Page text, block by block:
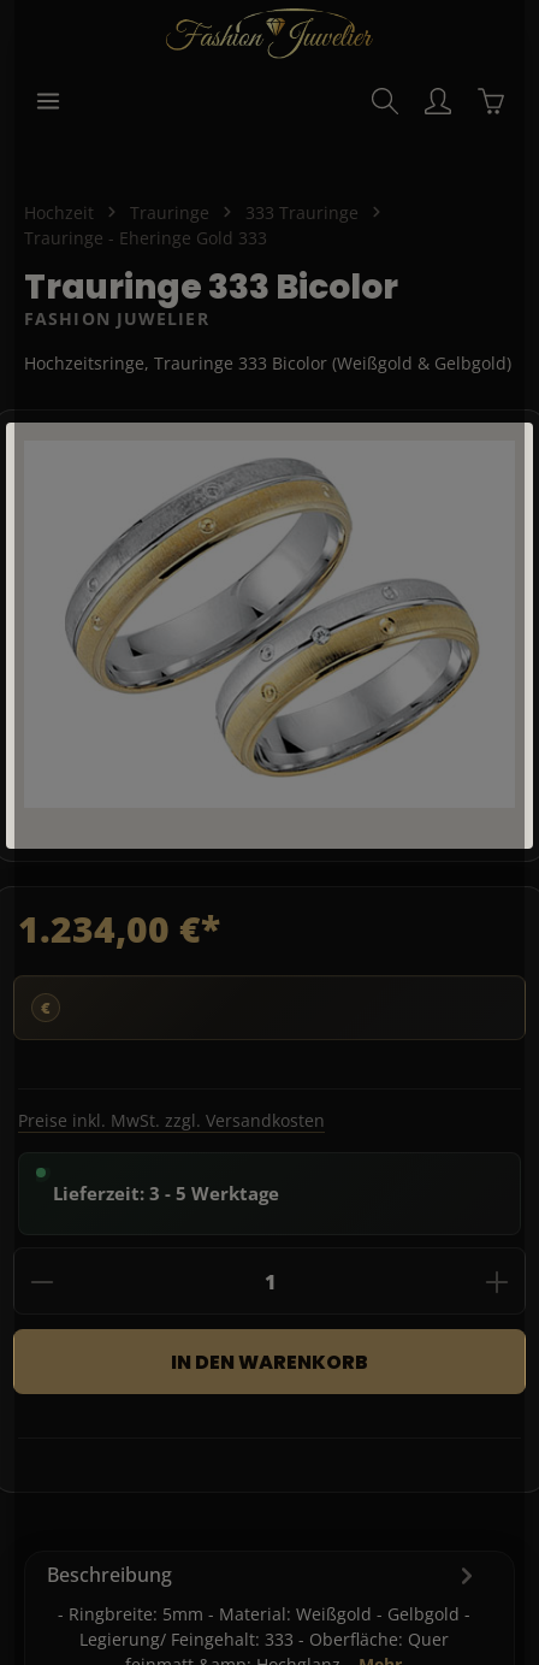
Hochzeit Trauringe
333 Trauringe
Trauringe - Eheringe Gold 333
Trauringe 333 Bicolor
FASHION JUWELIER
Hochzeitsringe, Trauringe 333 Bicolor (Weißgold & Gelbgold)
Bildergalerie überspringen
1.234,00 €*
Preise inkl. MwSt. zzgl. Versandkosten
Lieferzeit: 3 - 5 Werktage
Produkt Anzahl: Gib den gewünschten
IN DEN WARENKORB
Beschreibung
- Ringbreite: 5mm - Material: Weißgold - Gelbgold -
Legierung/ Feingehalt: 333 - Oberfläche: Quer